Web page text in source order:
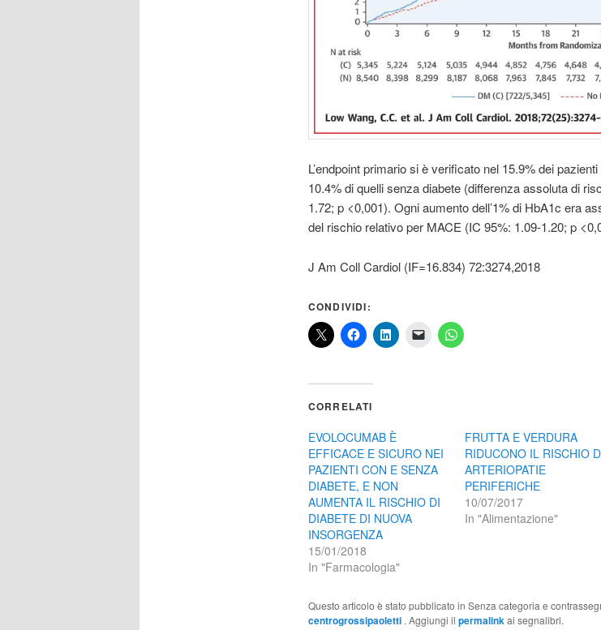
L’endpoint primario si è verificato nel 15.9% dei
10.4% di quelli senza diabete (differenza assoluta di
1.72; p <0,001). Ogni aumento dell’1% di HbA1c era
del rischio relativo per MACE (IC 95%: 1.09-1.20; p
J Am Coll Cardiol (IF=16.834) 72:3274,2018
CONDIVIDI:
CORRELATI
EVOLOCUMAB È
EFFICACE E SICURO NEI
PAZIENTI CON E SENZA
DIABETE, E NON
AUMENTA IL RISCHIO DI
DIABETE DI NUOVA
INSORGENZA
15/01/2018
In "Farmacologia"
FRUTTA E VERDURA
RIDUCONO IL RISCHIO
ARTERIOPATIE
PERIFERICHE
10/07/2017
In "Alimentazione"
Questo articolo è stato pubblicato in Senza categoria e
centrogrossipaoletti . Aggiungi il permalinkai segnalibri.